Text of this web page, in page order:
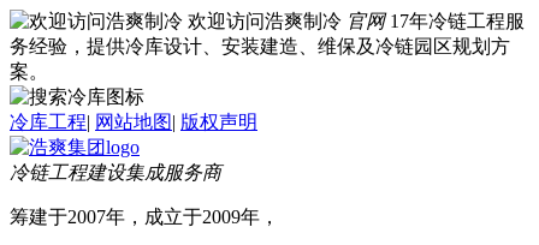
欢迎访问浩爽制冷 官网 17年冷链工程服
务经验，提供冷库设计、安装建造、维保及冷链园区规划方
案。
冷库工程| 网站地图| 版权声明
冷链工程建设集成服务商
筹建于2007年，成立于2009年，